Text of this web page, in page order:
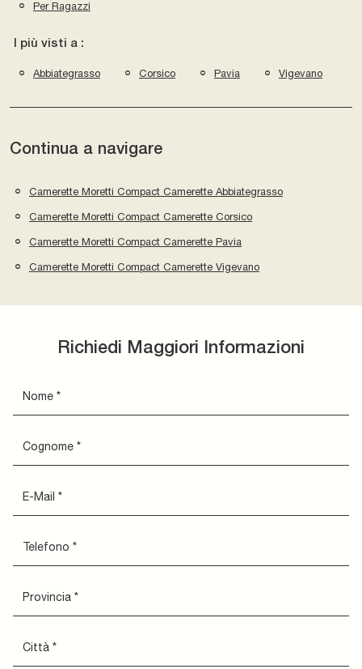
Per Ragazzi
I più visti a :
Abbiategrasso Corsico Pavia Vigevano
Continua a navigare
Camerette Moretti Compact Camerette Abbiategrasso
Camerette Moretti Compact Camerette Corsico
Camerette Moretti Compact Camerette Pavia
Camerette Moretti Compact Camerette Vigevano
Richiedi Maggiori Informazioni